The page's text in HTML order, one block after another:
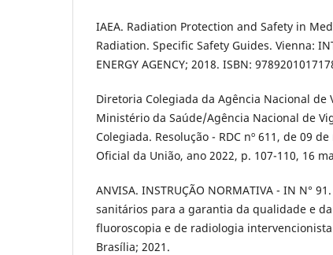
IAEA. Radiation Protection and Safety in
Radiation. Specific Safety Guides. Vienna:
ENERGY AGENCY; 2018. ISBN:
Diretoria Colegiada da Agência Nacional de
Ministério da Saúde/Agência Nacional de
Colegiada. Resolução - RDC nº 611, de 09
Oficial da União, ano 2022, p. 107-110, 16
ANVISA. INSTRUÇÃO NORMATIVA - IN N°
sanitários para a garantia da qualidade e
fluoroscopia e de radiologia
Brasília; 2021.